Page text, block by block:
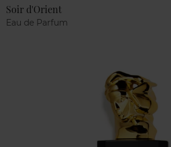
Soir d'Orient
Eau de Parfum